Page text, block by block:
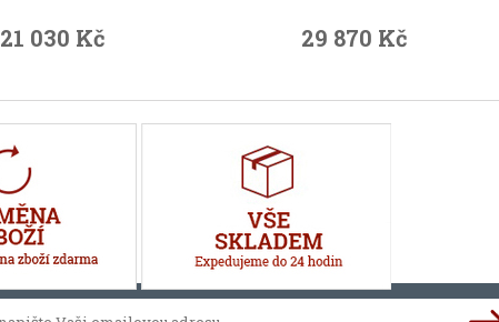
21 030 Kč 29 870 Kč